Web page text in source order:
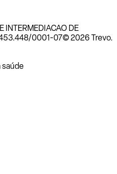
INTERMEDIACAO DE
0001-07© 2026 Trevo.
saúde